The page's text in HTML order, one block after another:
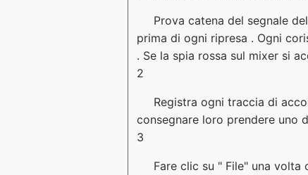
Prova catena del segnale
prima di ogni ripresa . Ogni
. Se la spia rossa sul mixer si
2
Registra ogni traccia di
consegnare loro prendere uno
3
Fare clic su " File" una